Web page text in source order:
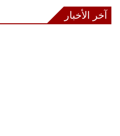
آخر الأخبار